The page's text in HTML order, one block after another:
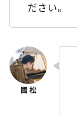
ださい。